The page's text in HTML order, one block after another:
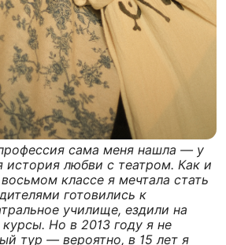
сама меня нашла — у
история любви с театром. Как и
классе я мечтала стать
готовились к
училище, ездили на
Но в 2013 году я не
тур — вероятно, в 15 лет я